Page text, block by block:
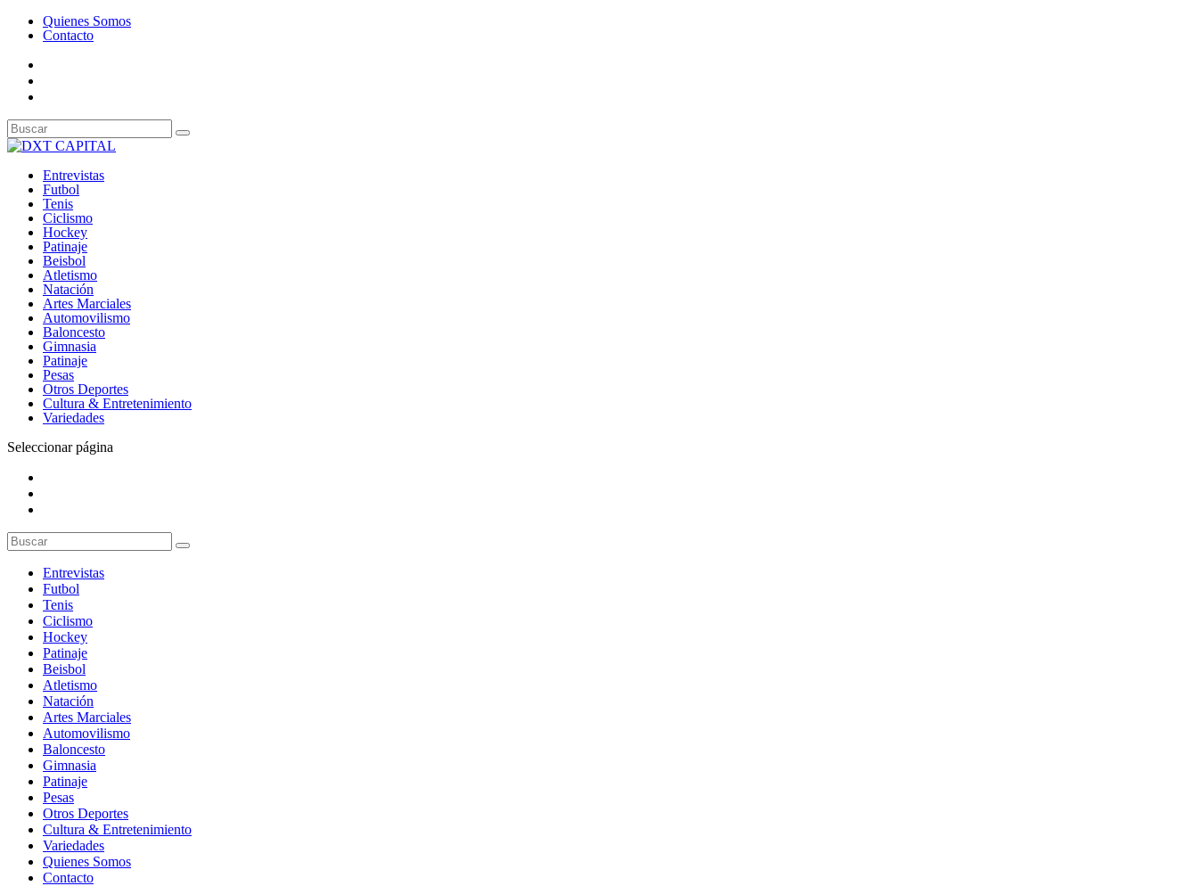
Quienes Somos
Contacto
Entrevistas
Futbol
Tenis
Ciclismo
Hockey
Patinaje
Beisbol
Atletismo
Natación
Artes Marciales
Automovilismo
Baloncesto
Gimnasia
Patinaje
Pesas
Otros Deportes
Cultura & Entretenimiento
Variedades
Seleccionar página
Entrevistas
Futbol
Tenis
Ciclismo
Hockey
Patinaje
Beisbol
Atletismo
Natación
Artes Marciales
Automovilismo
Baloncesto
Gimnasia
Patinaje
Pesas
Otros Deportes
Cultura & Entretenimiento
Variedades
Quienes Somos
Contacto